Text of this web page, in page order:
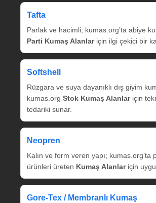
Tafta
Parlak ve hacimli; kumas.org’ta abiye
Parti Kumaş Alanlariçin ilgi çekici bir
Softshell
Rüzgara ve suya dayanıklı dış giyim
kumas.org Stok Kumaş Alanlariçin
tedariki sunar.
Neopren
Kalın ve form veren yapı; kumas.org’ta
ürünleri üreten Kumaş Alanlariçin
Gore‑Tex / Membranlı Kumaş